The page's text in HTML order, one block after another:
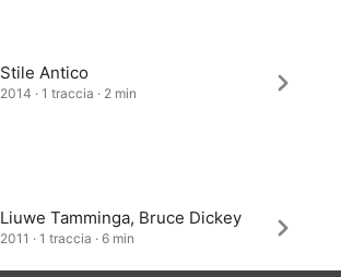
Stile Antico
2014 · 1 traccia · 2 min
Liuwe Tamminga, Bruce Dickey
2011 · 1 traccia · 6 min